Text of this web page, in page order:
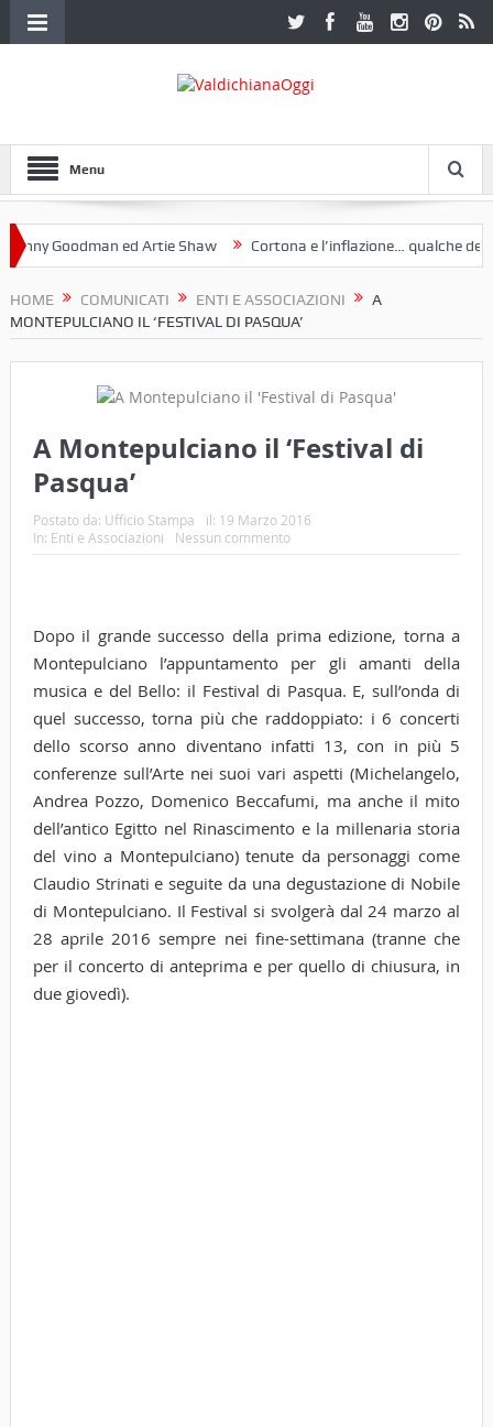
Menu
Goodman ed Artie Shaw Cortona e l’inflazione… qualche
HOME COMUNICATI ENTI E ASSOCIAZIONI
A
MONTEPULCIANO IL ‘FESTIVAL DI PASQUA’
A Montepulciano il ‘Festival di
Pasqua’
Postato da: Ufficio Stampa il: 19 Marzo 2016
In: Enti e Associazioni Nessun commento
Dopo il grande successo della prima edizione, torna a
Montepulciano l’appuntamento per gli amanti della
musica e del Bello: il Festival di Pasqua. E, sull’onda di
quel successo, torna più che raddoppiato: i 6 concerti
dello scorso anno diventano infatti 13, con in più 5
conferenze sull’Arte nei suoi vari aspetti (Michelangelo,
Andrea Pozzo, Domenico Beccafumi, ma anche il mito
dell’antico Egitto nel Rinascimento e la millenaria storia
del vino a Montepulciano) tenute da personaggi come
Claudio Strinati e seguite da una degustazione di Nobile
di Montepulciano. Il Festival si svolgerà dal 24 marzo al
28 aprile 2016 sempre nei fine-settimana (tranne che
per il concerto di anteprima e per quello di chiusura, in
due giovedì).